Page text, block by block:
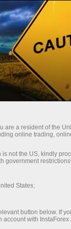
are a resident of the
online trading,
not the US, kindly
government
States;
button below. If
with InstaForex